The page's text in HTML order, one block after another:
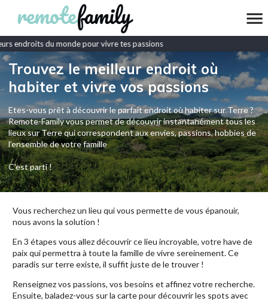
endroits du monde pour vivre tes passions
Trouvez le meilleur endroit où
habiter et vivre vos passions
Etes-vous prêt à découvrir le parfait endroit où habiter sur Terre ?
Remote-Family vous permet de découvrir instantanément tous les
lieux sur Terre qui correspondent aux envies, passions, hobbies de
l’ensemble de votre famille
C'est parti !
Vous recherchez un lieu qui vous permette de vous épanouir,
nous avons la solution !
En 3 étapes vous allez découvrir ce lieu incroyable, votre have de
paix qui permettra à toute la famille de vivre sereinement. Ce
paradis sur terre existe, il suffit juste de le trouver !
Renseignez vos passions, vos besoins et affinez votre recherche.
Ensuite, baladez-vous sur la carte pour découvrir les spots avec